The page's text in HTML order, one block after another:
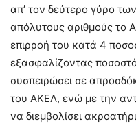
απ’ τον δεύτερο γύρο
απόλυτους αριθμούς το
επιρροή του κατά 4
εξασφαλίζοντας
συσπειρώσει σε
του ΑΚΕΛ, ενώ με την
να διεμβολίσει